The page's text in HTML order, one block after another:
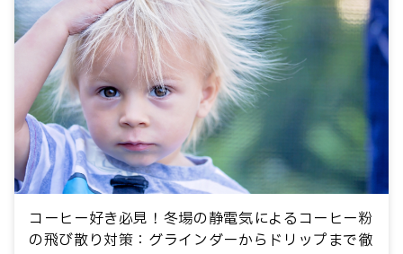
タグ
#2025年問題 #COE
#アイスコーヒー
#インスタントコーヒー
#エスプレッソ
#おいしいコーヒー
#キャンプ
#ゲイシャ
#コーヒーの歴史
#コーヒー濃度
#コーヒー生産国
#コーヒー豆の種類
#コンビニコーヒー
#シドラ
#シングルオリジン
#スペシャルティコーヒー
#デカフェ
#フェアトレード
#フレーバ
#ラテアート
コーヒー好き必見！冬場の静電気によるコーヒー粉
の飛び散り対策：グラインダーからドリップまで徹